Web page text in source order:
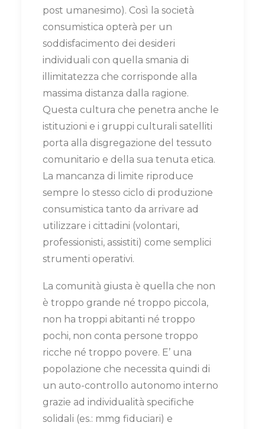
post umanesimo). Così la società
consumistica opterà per un
soddisfacimento dei desideri
individuali con quella smania di
illimitatezza che corrisponde alla
massima distanza dalla ragione.
Questa cultura che penetra anche le
istituzioni e i gruppi culturali satelliti
porta alla disgregazione del tessuto
comunitario e della sua tenuta etica.
La mancanza di limite riproduce
sempre lo stesso ciclo di produzione
consumistica tanto da arrivare ad
utilizzare i cittadini (volontari,
professionisti, assistiti) come semplici
strumenti operativi.
La comunità giusta è quella che non
è troppo grande né troppo piccola,
non ha troppi abitanti né troppo
pochi, non conta persone troppo
ricche né troppo povere. E’ una
popolazione che necessita quindi di
un auto-controllo autonomo interno
grazie ad individualità specifiche
solidali (es.: mmg fiduciari) e